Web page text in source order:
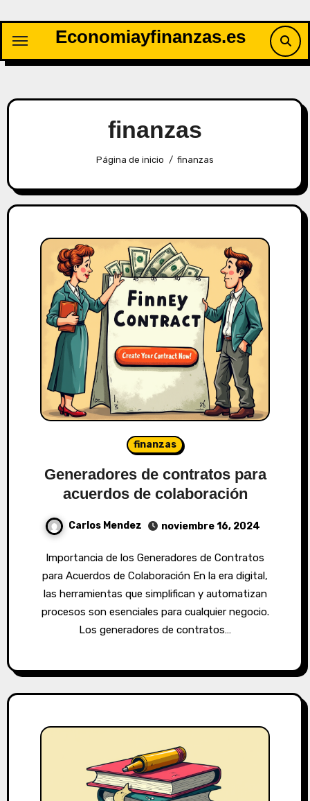
contenido
Economiayfinanzas.es
finanzas
Página de inicio finanzas
finanzas
Generadores de contratos para
acuerdos de colaboración
Carlos Mendez noviembre 16, 2024
Importancia de los Generadores de Contratos
para Acuerdos de Colaboración En la era digital,
las herramientas que simplifican y automatizan
procesos son esenciales para cualquier negocio.
Los generadores de contratos…